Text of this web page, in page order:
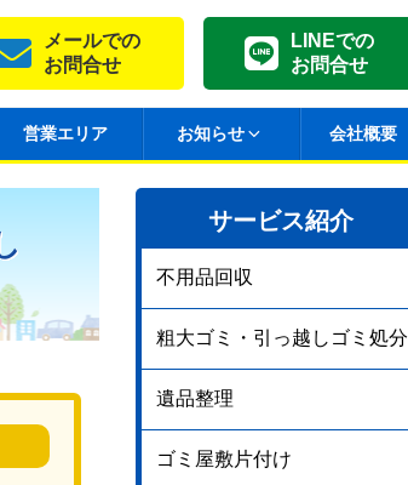
メールでの
お問合せ
LINEでの
お問合せ
営業エリア お知らせ 会社概要
サービス紹介
不用品回収
粗大ゴミ・引っ越しゴミ処分
遺品整理
ゴミ屋敷片付け